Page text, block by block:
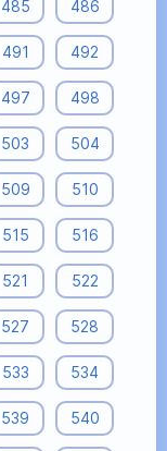
485 486
491 492
497 498
503 504
509 510
515 516
521 522
527 528
533 534
539 540